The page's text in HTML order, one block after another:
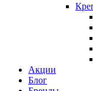
Акции
Блог